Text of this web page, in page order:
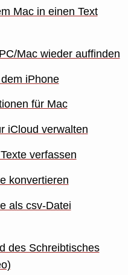
Mac in einen Text
Mac wieder auffinden
iPhone
für Mac
iCloud verwalten
verfassen
konvertieren
als csv-Datei
des Schreibtisches